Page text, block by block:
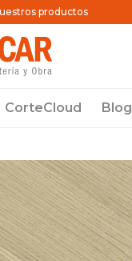
CorteCloud Blog
productos